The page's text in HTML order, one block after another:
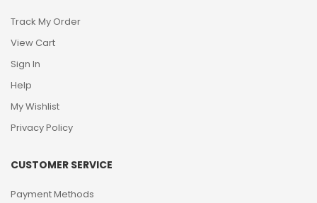
Track My Order
View Cart
Sign In
Help
My Wishlist
Privacy Policy
CUSTOMER SERVICE
Payment Methods